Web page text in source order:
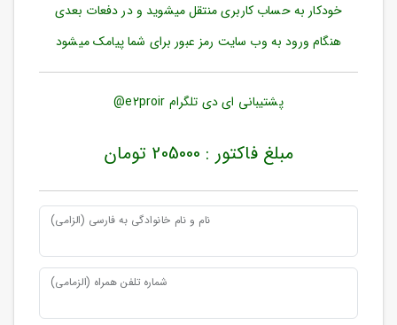
مندی
ها
خودکار به حساب کاربری منتقل میشوید و در دفعات بعدی
هنگام ورود به وب سایت رمز عبور برای شما پیامک میشود
پشتیبانی ای دی تلگرام e2proir@
مبلغ فاکتور : 205000 تومان
نام و نام خانوادگی به فارسی (الزامی)
شماره تلفن همراه (الزمامی)